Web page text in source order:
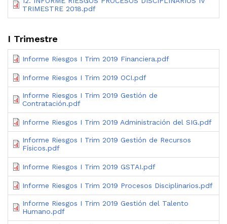
TRIMESTRE 2018.pdf
I Trimestre
Informe Riesgos I Trim 2019 Financiera.pdf
Informe Riesgos I Trim 2019 OCI.pdf
Informe Riesgos I Trim 2019 Gestión de
Contratación.pdf
Informe Riesgos I Trim 2019 Administración del SIG.pdf
Informe Riesgos I Trim 2019 Gestión de Recursos
Físicos.pdf
Informe Riesgos I Trim 2019 GSTAI.pdf
Informe Riesgos I Trim 2019 Procesos Disciplinarios.pdf
Informe Riesgos I Trim 2019 Gestión del Talento
Humano.pdf